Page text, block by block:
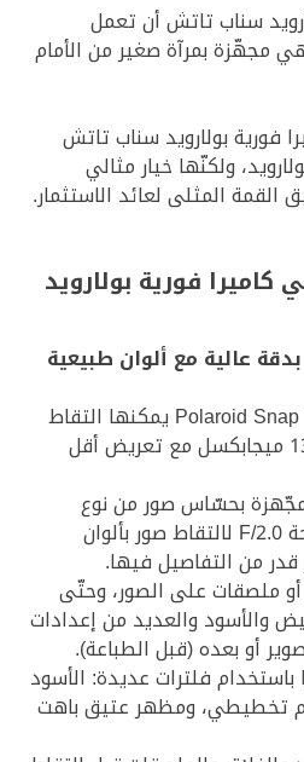
سناب تاتش أن تعمل
مجهّزة بمرآة صغير من الأمام
فورية بولارويد سناب تاتش
ولكنّها خيار مثالي
القمة المثلى لعائد الاستثمار.
كاميرا فورية بولارويد
عالية مع ألوان طبيعية
كاميرا فورية Polaroid Snap Touch يمكنها التقاط
صور مدهشة بدقة 13 ميجابكسل مع تعريض أقل
بحسّاس صور من نوع
CMOS وعدسة بفتحة F/2.0 لالتقاط صور بألوان
قدر من التفاصيل فيها.
ملصقات على الصور، وحتّى
والأسود والعديد من إعدادات
أو بعده (قبل الطباعة).
باستخدام فلترات عديدة: الأسود
تخطيطي، ومظهر عتيق باهت